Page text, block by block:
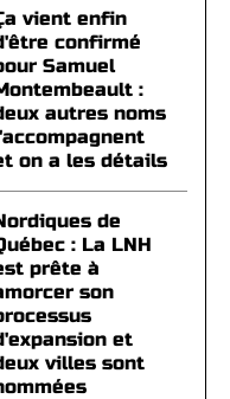
vient enfin
confirmé
Samuel
:
autres noms
on a les détails
de
: La LNH
prête à
son
et
villes sont